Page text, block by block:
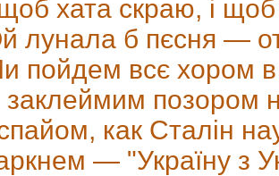
щоб хата скраю, і
лунала б пєсня —
пойдем всє хором
позором
как Сталін
— "Україну з